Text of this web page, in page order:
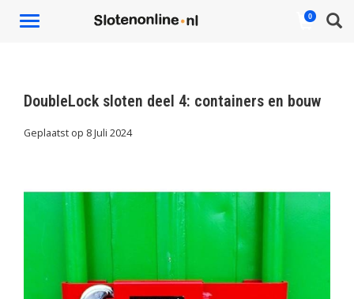
Toggle
0
DoubleLock sloten deel 4: containers en bouw
Geplaatst op 8 Juli 2024